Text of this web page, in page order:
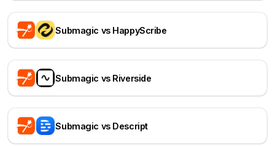
Submagic vs HappyScribe
Submagic vs Riverside
Submagic vs Descript